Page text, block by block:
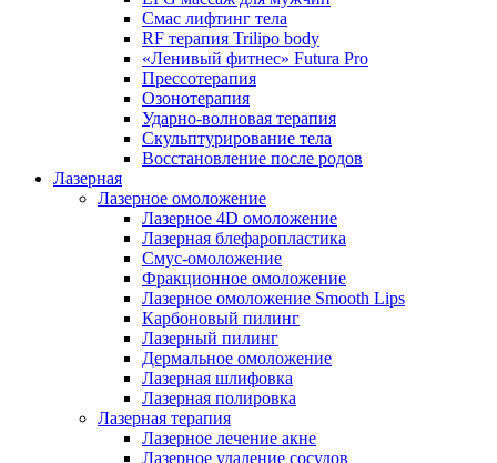
Смас лифтинг тела
RF терапия Trilipo body
«Ленивый фитнес» Futura Pro
Прессотерапия
Озонотерапия
Ударно-волновая терапия
Скульптурирование тела
Восстановление после родов
Лазерная
Лазерное омоложение
Лазерное 4D омоложение
Лазерная блефаропластика
Смус-омоложение
Фракционное омоложение
Лазерное омоложение Smooth Lips
Карбоновый пилинг
Лазерный пилинг
Дермальное омоложение
Лазерная шлифовка
Лазерная полировка
Лазерная терапия
Лазерное лечение акне
Лазерное удаление сосудов